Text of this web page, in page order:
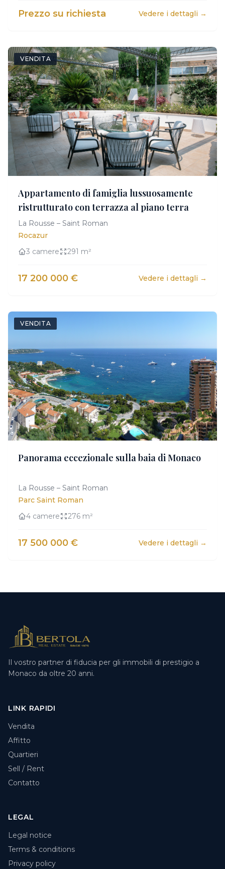
Prezzo su richiesta Vedere i dettagli →
VENDITA
Appartamento di famiglia lussuosamente
ristrutturato con terrazza al piano terra
La Rousse – Saint Roman
Rocazur
3 camere
291 m²
17 200 000 € Vedere i dettagli →
VENDITA
Panorama eccezionale sulla baia di Monaco
La Rousse – Saint Roman
Parc Saint Roman
4 camere
276 m²
17 500 000 € Vedere i dettagli →
Il vostro partner di fiducia per gli immobili di prestigio a
Monaco da oltre 20 anni.
LINK RAPIDI
Vendita
Affitto
Quartieri
Sell / Rent
Contatto
LEGAL
Legal notice
Terms & conditions
Privacy policy